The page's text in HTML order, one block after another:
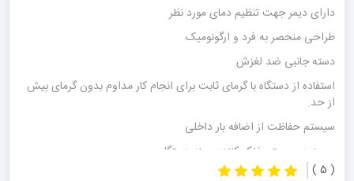
دارای دیمر جهت تنظیم دمای مورد نظر
طراحی منحصر به فرد و ارگونومیک
دسته جانبی ضد لغزش
استفاده از دستگاه با گرمای ثابت برای انجام کار مداوم بدون گرمای بیش
از حد.
سیستم حفاظت از اضافه بار داخلی
مجهز به سیستم خنک کننده بهینه دستگاه
( 5 )